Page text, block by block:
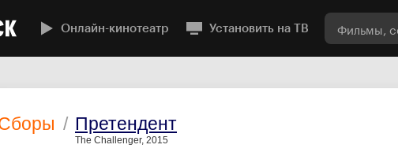
Онлайн-кинотеатр Установить на ТВ
/ Претендент
The Challenger, 2015